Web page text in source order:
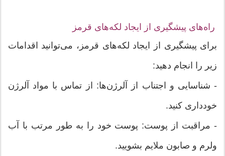
راه‌های پیشگیری از ایجاد لکه‌های قرمز
برای پیشگیری از ایجاد لکه‌های قرمز، می‌توانید اقدامات
زیر را انجام دهید:
- شناسایی و اجتناب از آلرژن‌ها: از تماس با مواد آلرژن
خودداری کنید.
- مراقبت از پوست: پوست خود را به طور مرتب با آب
ولرم و صابون ملایم بشویید.